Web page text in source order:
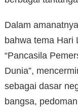
Dalam
bahwa tema Hari
“Pancasila
Dunia”,
sebagai dasar
bangsa,